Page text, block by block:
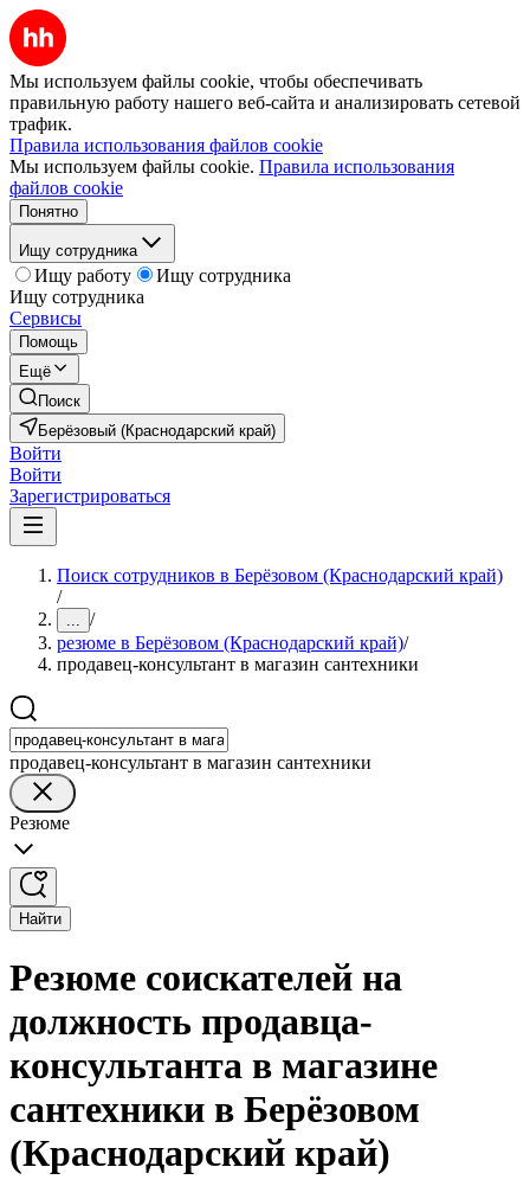
Мы используем файлы cookie, чтобы обеспечивать
правильную работу нашего веб-сайта и анализировать сетевой
трафик.
Правила использования файлов cookie
Мы используем файлы cookie. Правила использования
файлов cookie
Понятно
Ищу сотрудника
Ищу работу
Ищу сотрудника
Ищу сотрудника
Сервисы
Помощь
Ещё
Поиск
Берёзовый (Краснодарский край)
Войти
Войти
Зарегистрироваться
Поиск сотрудников в Берёзовом (Краснодарский край)
/
... /
резюме в Берёзовом (Краснодарский край)/
продавец-консультант в магазин сантехники
продавец-консультант в магазин сантехники
Резюме
Найти
Резюме соискателей на
должность продавца-
консультанта в магазине
сантехники в Берёзовом
(Краснодарский край)